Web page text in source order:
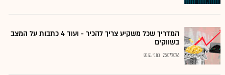
המדריך שכל משקיע צריך להכיר - ועוד 4 כתבות על המצב
בשווקים
25.07.2026 כתבי גלובס